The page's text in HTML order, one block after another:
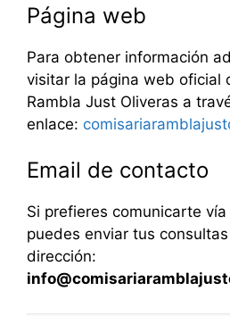
Página web
Para obtener información
visitar la página web oficial
Rambla Just Oliveras a
enlace:
Email de contacto
Si prefieres comunicarte
puedes enviar tus
dirección: